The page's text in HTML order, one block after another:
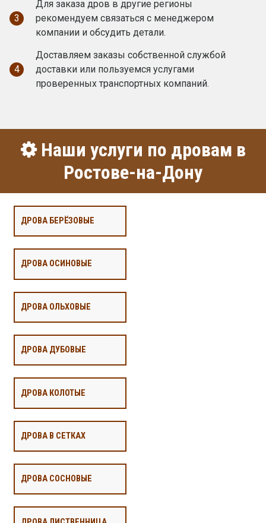
3
Для заказа дров в другие регионы
рекомендуем связаться с менеджером
компании и обсудить детали.
4
Доставляем заказы собственной службой
доставки или пользуемся услугами
проверенных транспортных компаний.
Наши услуги по дровам в
Ростове-на-Дону
ДРОВА БЕРЁЗОВЫЕ
ДРОВА ОСИНОВЫЕ
ДРОВА ОЛЬХОВЫЕ
ДРОВА ДУБОВЫЕ
ДРОВА КОЛОТЫЕ
ДРОВА В СЕТКАХ
ДРОВА СОСНОВЫЕ